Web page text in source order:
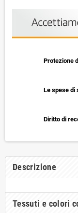
Protezione
Le spese di
Diritto di
Descrizione
Tessuti e colori